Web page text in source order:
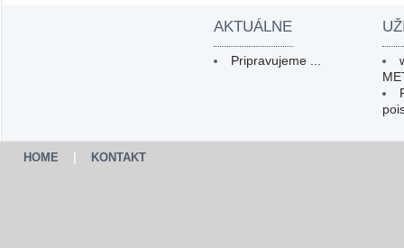
AKTUÁLNE
Pripravujeme ...
HOME KONTAKT